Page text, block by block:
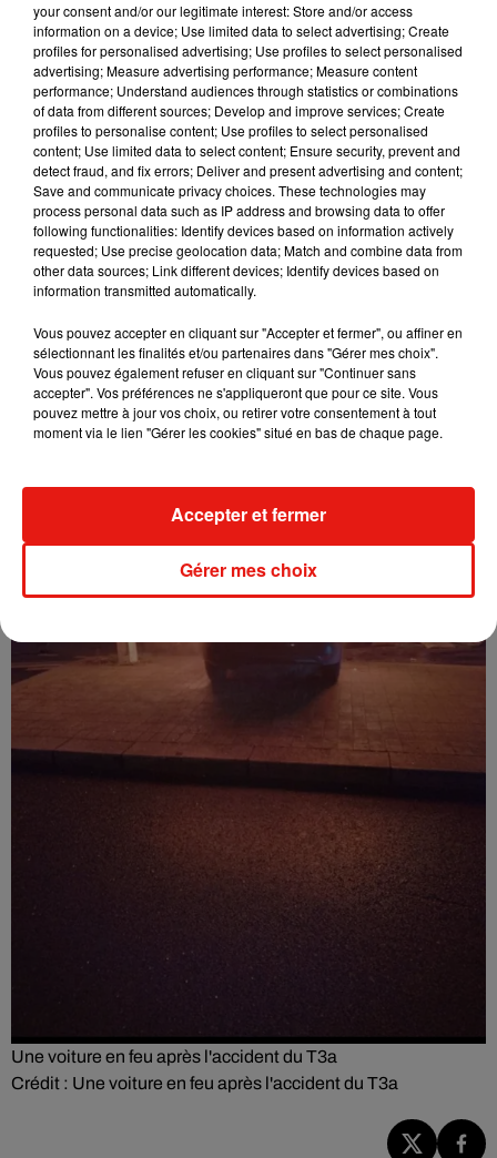
Un passager blessé après l'accident sur le T3a
Crédit :
Un passager blessé après l'accident sur le T3a
Une voiture en feu après l'accident du T3a
Crédit : Une voiture en feu après l'accident du T3a
your consent and/or our legitimate interest: Store and/or access
information on a device; Use limited data to select advertising; Create
profiles for personalised advertising; Use profiles to select personalised
advertising; Measure advertising performance; Measure content
performance; Understand audiences through statistics or combinations
of data from different sources; Develop and improve services; Create
profiles to personalise content; Use profiles to select personalised
content; Use limited data to select content; Ensure security, prevent and
detect fraud, and fix errors; Deliver and present advertising and content;
Save and communicate privacy choices. These technologies may
process personal data such as IP address and browsing data to offer
following functionalities: Identify devices based on information actively
requested; Use precise geolocation data; Match and combine data from
other data sources; Link different devices; Identify devices based on
information transmitted automatically.
Vous pouvez accepter en cliquant sur "Accepter et fermer", ou affiner en
sélectionnant les finalités et/ou partenaires dans "Gérer mes choix".
Vous pouvez également refuser en cliquant sur "Continuer sans
accepter". Vos préférences ne s'appliqueront que pour ce site. Vous
pouvez mettre à jour vos choix, ou retirer votre consentement à tout
moment via le lien "Gérer les cookies" situé en bas de chaque page.
Gérer mes choix
Accepter et fermer